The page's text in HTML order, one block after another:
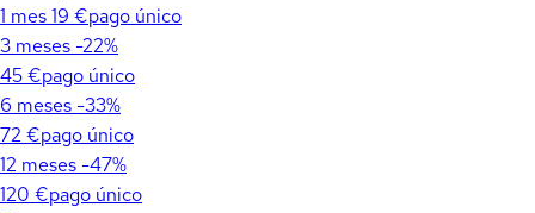
1 mes19 €pago único
3 meses -22%
45 €pago único
6 meses -33%
72 €pago único
12 meses -47%
120 €pago único